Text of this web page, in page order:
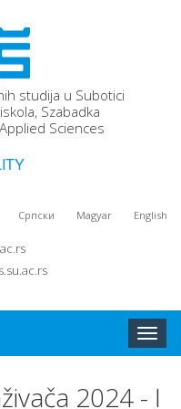
studija u Subotici
Szabadka
Sciences
Српски Magyar English
Toggle
2024 - I